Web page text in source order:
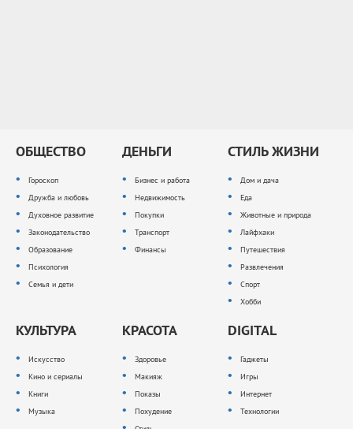
ОБЩЕСТВО
Гороскоп
Дружба и любовь
Духовное развитие
Законодательство
Образование
Психология
Семья и дети
ДЕНЬГИ
Бизнес и работа
Недвижимость
Покупки
Транспорт
Финансы
СТИЛЬ ЖИЗНИ
Дом и дача
Еда
Животные и природа
Лайфхаки
Путешествия
Развлечения
Спорт
Хобби
КУЛЬТУРА
Искусство
Кино и сериалы
Книги
Музыка
КРАСОТА
Здоровье
Макияж
Показы
Похудение
DIGITAL
Гаджеты
Игры
Интернет
Технологии